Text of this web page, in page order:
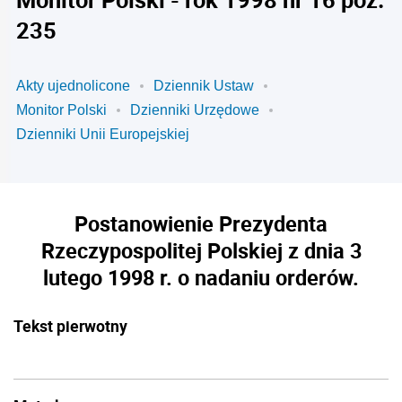
235
Akty ujednolicone
Dziennik Ustaw
Monitor Polski
Dzienniki Urzędowe
Dzienniki Unii Europejskiej
Postanowienie Prezydenta
Rzeczypospolitej Polskiej z dnia 3
lutego 1998 r. o nadaniu orderów.
Tekst pierwotny